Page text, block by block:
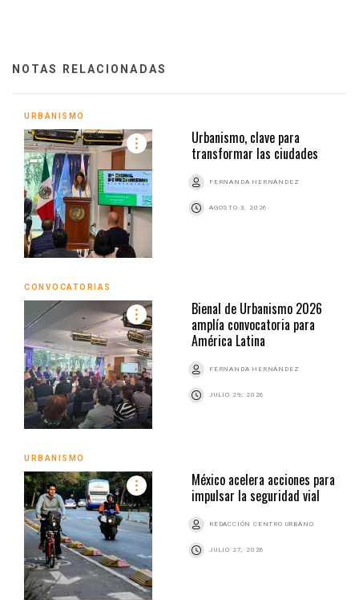
NOTAS RELACIONADAS
URBANISMO
Urbanismo, clave para
transformar las ciudades
FERNANDA HERNÁNDEZ
AGOSTO 3, 2026
CONVOCATORIAS
Bienal de Urbanismo 2026
amplía convocatoria para
América Latina
FERNANDA HERNÁNDEZ
JULIO 29, 2026
URBANISMO
México acelera acciones para
impulsar la seguridad vial
REDACCIÓN CENTRO URBANO
JULIO 27, 2026